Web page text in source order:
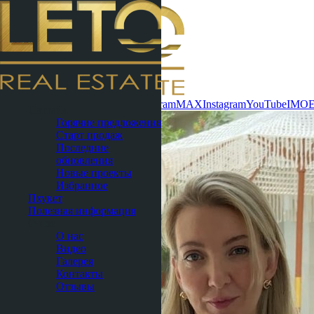
TelegramMAXInstagramYouTubeIMO
Горячие предложения
Старт продаж
Последние
обновления
Новые проекты
Избранное
Пхукет
Полезная информация
О нас
Видео
Галерея
Контакты
Отзывы